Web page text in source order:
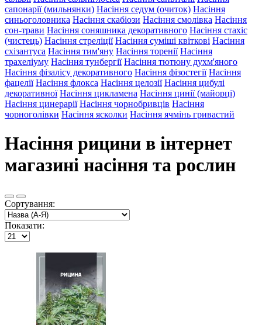
сапонарії (мильнянки) Насіння седум (очиток) Насіння
синьоголовника Насіння скабіози Насіння смолівка Насіння
сон-трави Насіння соняшника декоративного Насіння стахіс
(чистець) Насіння стреліції Насіння суміші квіткові Насіння
схізантуса Насіння тим'яну Насіння торенії Насіння
трахеліуму Насіння тунбергії Насіння тютюну духм'яного
Насіння фізалісу декоративного Насіння фізостегії Насіння
фацелії Насіння флокса Насіння целозії Насіння цибулі
декоративної Насіння цикламена Насіння цинії (майорці)
Насіння цинерарії Насіння чорнобривців Насіння
чорноголівки Насіння ясколки Насіння ячмінь гривастий
Насіння рицини в інтернет
магазині насіння та рослин
Сортування:
Показати: